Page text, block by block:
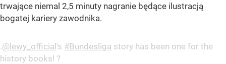
trwające niemal 2,5 minuty nagranie będące ilustracją
bogatej kariery zawodnika.
.@lewy_official's #Bundesliga story has been one for the
history books! ?